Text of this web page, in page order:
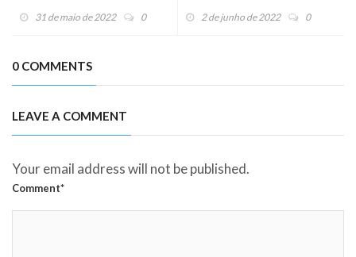
31 de maio de 2022 0 2 de junho de 2022 0
0 COMMENTS
LEAVE A COMMENT
Your email address will not be published.
Comment*